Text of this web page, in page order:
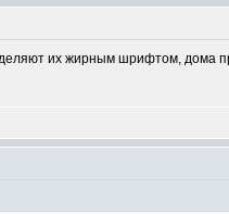
их жирным шрифтом, дома